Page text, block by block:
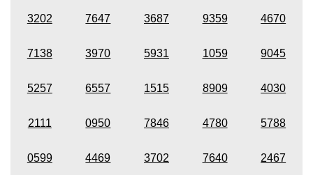
3202 7647 3687 9359 4670
7138 3970 5931 1059 9045
5257 6557 1515 8909 4030
2111 0950 7846 4780 5788
0599 4469 3702 7640 2467